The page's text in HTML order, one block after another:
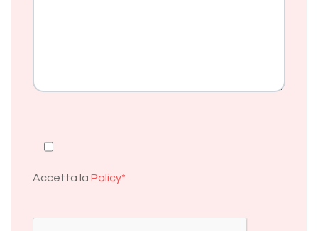
Accetta la Policy*